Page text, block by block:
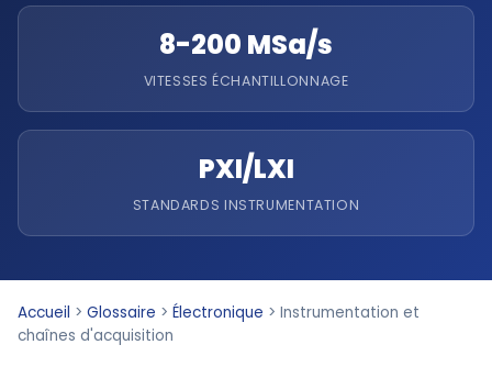
8-200 MSa/s
VITESSES ÉCHANTILLONNAGE
PXI/LXI
STANDARDS INSTRUMENTATION
Accueil > Glossaire > Électronique > Instrumentation et
chaînes d'acquisition